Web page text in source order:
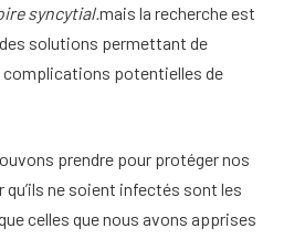
syncytial.mais la recherche est
solutions permettant de
potentielles de
prendre pour protéger nos
ne soient infectés sont les
celles que nous avons apprises